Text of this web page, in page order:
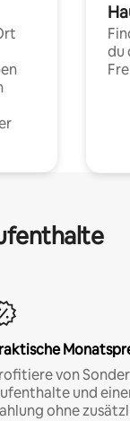
du
von
und
ohne